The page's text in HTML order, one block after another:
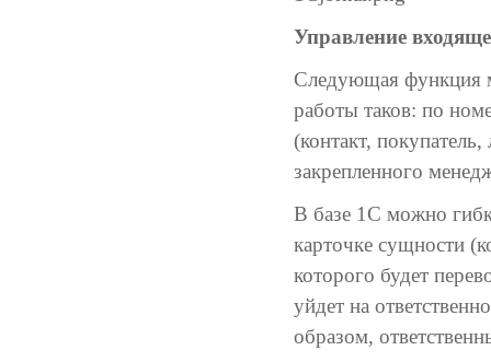
Управление
Следующая функция
работы таков: по
(контакт,
закрепленного
В базе 1С можно
карточке сущности
которого будет
уйдет на
образом,